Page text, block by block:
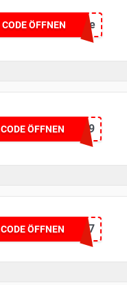
CODE ÖFFNENkarnevalde
CODE ÖFFNEN99561D99
CODE ÖFFNEN
VMUREBED5FV7